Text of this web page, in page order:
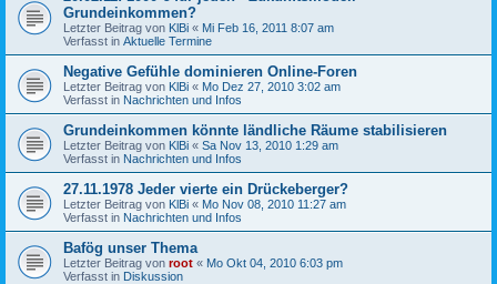
Grundeinkommen?
Letzter Beitrag von KlBi « Mi Feb 16, 2011 8:07 am
Verfasst in Aktuelle Termine
Negative Gefühle dominieren Online-Foren
Letzter Beitrag von KlBi « Mo Dez 27, 2010 3:02 am
Verfasst in Nachrichten und Infos
Grundeinkommen könnte ländliche Räume stabilisieren
Letzter Beitrag von KlBi « Sa Nov 13, 2010 1:29 am
Verfasst in Nachrichten und Infos
27.11.1978 Jeder vierte ein Drückeberger?
Letzter Beitrag von KlBi « Mo Nov 08, 2010 11:27 am
Verfasst in Nachrichten und Infos
Bafög unser Thema
Letzter Beitrag von root « Mo Okt 04, 2010 6:03 pm
Verfasst in Diskussion